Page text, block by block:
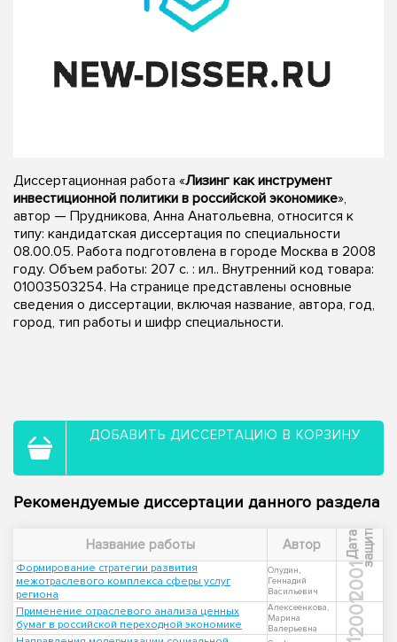
Диссертационная работа «Лизинг как инструмент
инвестиционной политики в российской экономике»,
автор — Прудникова, Анна Анатольевна, относится к
типу: кандидатская диссертация по специальности
08.00.05. Работа подготовлена в городе Москва в 2008
году. Объем работы: 207 с. : ил.. Внутренний код товара:
01003503254. На странице представлены основные
сведения о диссертации, включая название, автора, год,
город, тип работы и шифр специальности.
ДОБАВИТЬ ДИССЕРТАЦИЮ В КОРЗИНУ
Рекомендуемые диссертации данного раздела
Название работы Автор Д
а
т
а
з
а
щ
и
т ы
Формирование стратегии развития
межотраслевого комплекса сферы услуг
региона
Олудин,
Геннадий
Васильевич
2001
Применение отраслевого анализа ценных
бумаг в российской переходной экономике
Алексеенкова,
Марина
Валерьевна
2001